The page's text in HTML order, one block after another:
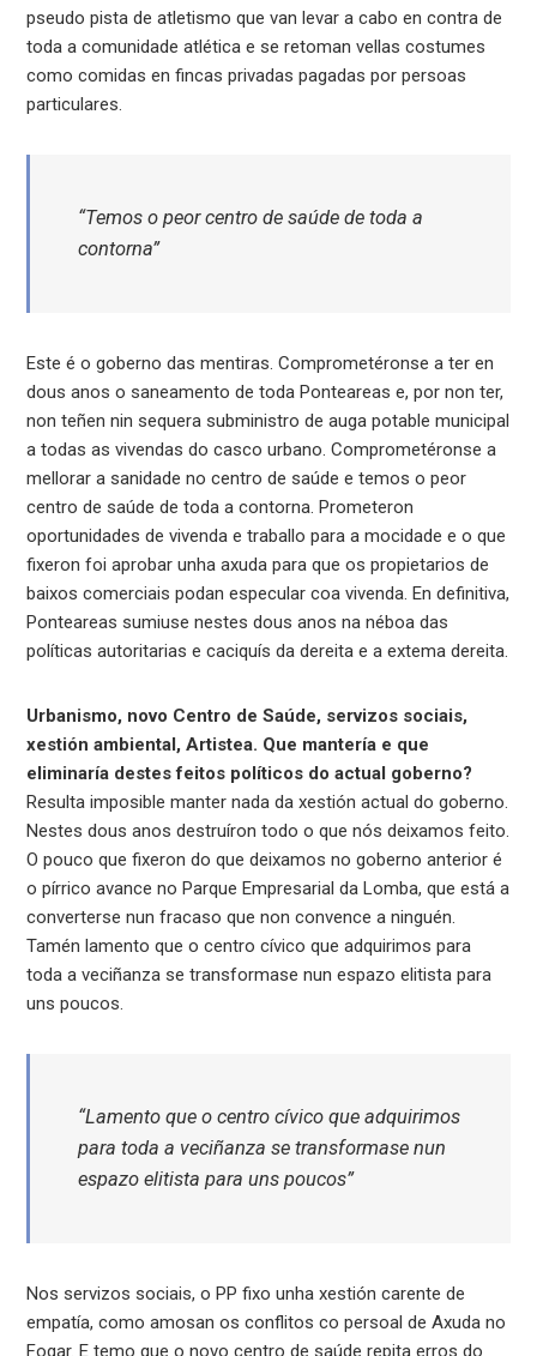
pseudo pista de atletismo que van levar a cabo en contra de
toda a comunidade atlética e se retoman vellas costumes
como comidas en fincas privadas pagadas por persoas
particulares.
“Temos o peor centro de saúde de toda a
contorna”
Este é o goberno das mentiras. Comprometéronse a ter en
dous anos o saneamento de toda Ponteareas e, por non ter,
non teñen nin sequera subministro de auga potable municipal
a todas as vivendas do casco urbano. Comprometéronse a
mellorar a sanidade no centro de saúde e temos o peor
centro de saúde de toda a contorna. Prometeron
oportunidades de vivenda e traballo para a mocidade e o que
fixeron foi aprobar unha axuda para que os propietarios de
baixos comerciais podan especular coa vivenda. En definitiva,
Ponteareas sumiuse nestes dous anos na néboa das
políticas autoritarias e caciquís da dereita e a extema dereita.
Urbanismo, novo Centro de Saúde, servizos sociais,
xestión ambiental, Artistea. Que mantería e que
eliminaría destes feitos políticos do actual goberno?
Resulta imposible manter nada da xestión actual do goberno.
Nestes dous anos destruíron todo o que nós deixamos feito.
O pouco que fixeron do que deixamos no goberno anterior é
o pírrico avance no Parque Empresarial da Lomba, que está a
converterse nun fracaso que non convence a ninguén.
Tamén lamento que o centro cívico que adquirimos para
toda a veciñanza se transformase nun espazo elitista para
uns poucos.
“Lamento que o centro cívico que adquirimos
para toda a veciñanza se transformase nun
espazo elitista para uns poucos”
Nos servizos sociais, o PP fixo unha xestión carente de
empatía, como amosan os conflitos co persoal de Axuda no
Fogar. E temo que o novo centro de saúde repita erros do